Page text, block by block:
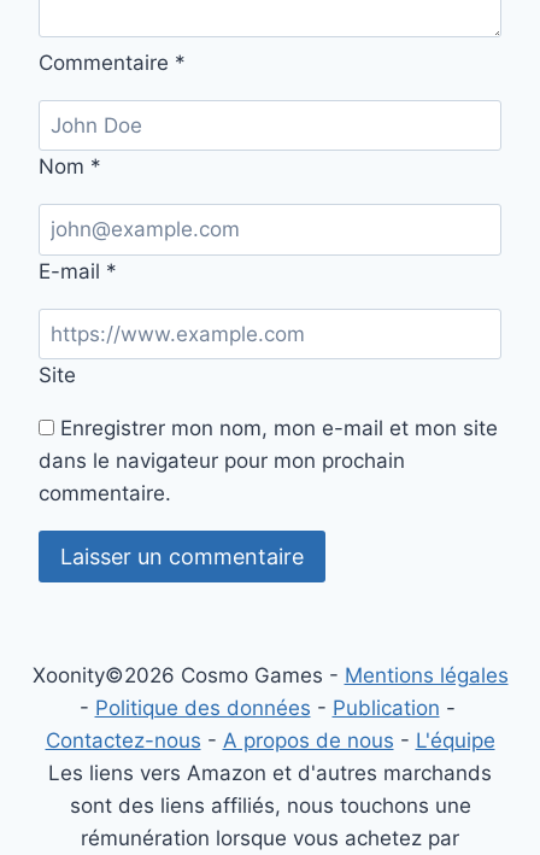
Commentaire *
Nom *
E-mail *
Site
Enregistrer mon nom, mon e-mail et mon site
dans le navigateur pour mon prochain
commentaire.
Xoonity©2026 Cosmo Games - Mentions légales
- Politique des données - Publication -
Contactez-nous - A propos de nous - L'équipe
Les liens vers Amazon et d'autres marchands
sont des liens affiliés, nous touchons une
rémunération lorsque vous achetez par